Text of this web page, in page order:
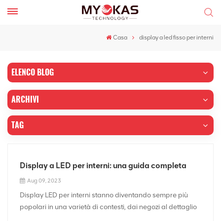
Casa display a led fisso per interni
ELENCO BLOG
ARCHIVI
TAG
Display a LED per interni: una guida completa
Aug 09, 2023
Display LED per interni stanno diventando sempre più
popolari in una varietà di contesti, dai negozi al dettaglio